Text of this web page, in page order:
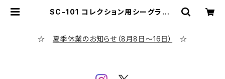
SC-101 コレクション用シーグラス |
☆ 夏季休業のお知らせ（8月8日～16日） ☆